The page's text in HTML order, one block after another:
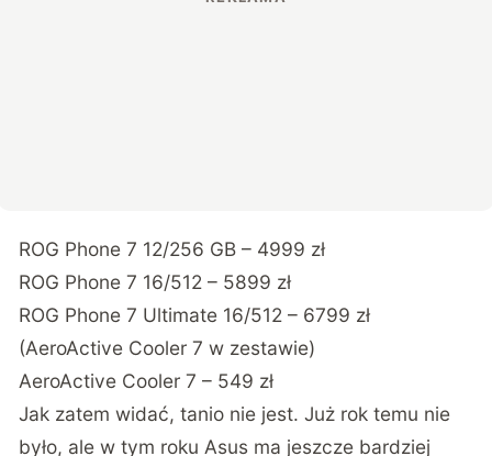
ROG Phone 7 12/256 GB – 4999 zł
ROG Phone 7 16/512 – 5899 zł
ROG Phone 7 Ultimate 16/512 – 6799 zł
(AeroActive Cooler 7 w zestawie)
AeroActive Cooler 7 – 549 zł
Jak zatem widać, tanio nie jest. Już rok temu nie
było, ale w tym roku Asus ma jeszcze bardziej